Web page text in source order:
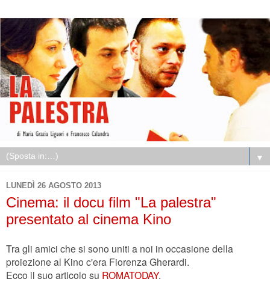
▼
LUNEDÌ 26 AGOSTO 2013
Cinema: il docu film "La palestra"
presentato al cinema Kino
Tra gli amici che si sono uniti a noi in occasione della
proiezione al Kino c'era Fiorenza Gherardi.
Ecco il suo articolo su ROMATODAY.